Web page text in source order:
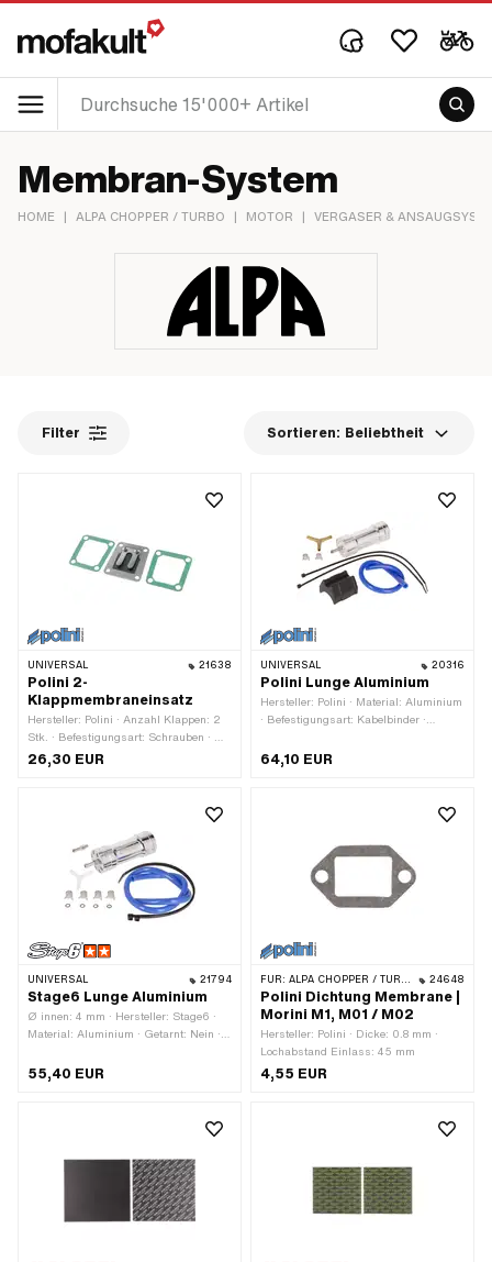
Membran-System
HOME | ALPA CHOPPER / TURBO | MOTOR | VERGASER &
Filter Sortieren: Beliebtheit
UNIVERSAL 21638
Polini 2-
Klappmembraneinsatz
Hersteller: Polini · Anzahl Klappen: 2
Stk. · Befestigungsart: Schrauben · Ø
Befestigungsloch: 5.3 mm · Lochbild
mm · Anwendungsbereich: Tuning
26,30 EUR
UNIVERSAL 20316
Polini Lunge Aluminium
Hersteller: Polini · Material: Aluminium
· Befestigungsart: Kabelbinder ·
105 mm · Anwendungsbereich: Tuning
64,10 EUR
UNIVERSAL 21794
Stage6 Lunge Aluminium
Ø innen: 4 mm · Hersteller: Stage6 ·
Material: Aluminium · Getarnt: Nein ·
Ø Anschluss aussen: 6 mm ·
105 mm · Gesamtlänge: 125 mm ·
55,40 EUR
FÜR: ALPA CHOPPER / TURBO · MALAGUTI 24648
Polini Dichtung Membrane |
Morini M1, M01 / M02
Hersteller: Polini · Dicke: 0.8 mm ·
Lochabstand Einlass: 45 mm
4,55 EUR